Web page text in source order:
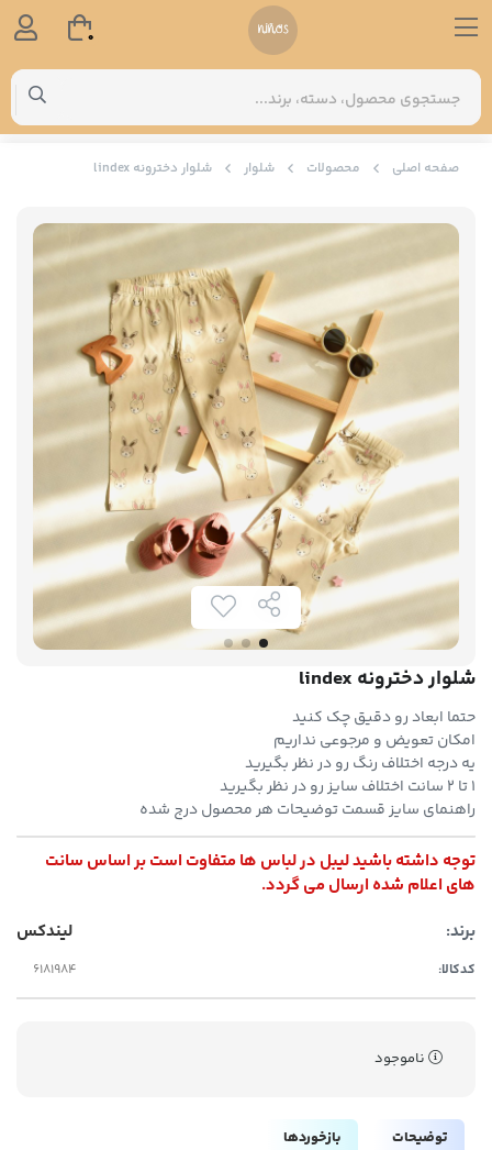
صفحه اصلی محصولات شلوار شلوار دخترونه lindex
شلوار دخترونه lindex
حتما ابعاد رو دقیق چک کنید
امکان تعویض و مرجوعی نداریم
یه درجه اختلاف رنگ رو در نظر بگیرید
۱ تا ۲ سانت اختلاف سایز رو در نظر بگیرید
راهنمای سایز قسمت توضیحات هر محصول درج شده
توجه داشته باشید لیبل در لباس ها متفاوت است بر اساس سانت
های اعلام شده ارسال می گردد.
برند:
لیندکس
کدکالا:
ناموجود
توضیحات بازخوردها
0